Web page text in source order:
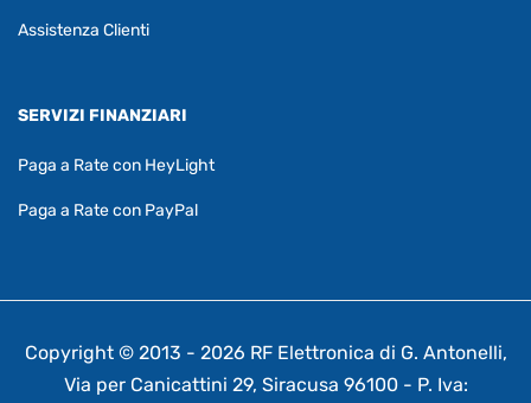
Assistenza Clienti
SERVIZI FINANZIARI
Paga a Rate con HeyLight
Paga a Rate con PayPal
Copyright © 2013 - 2026 RF Elettronica di G. Antonelli,
Via per Canicattini 29, Siracusa 96100 - P. Iva: